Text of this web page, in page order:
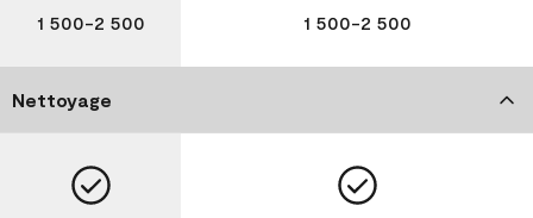
1 500-2 500 1 500-2 500
Nettoyage